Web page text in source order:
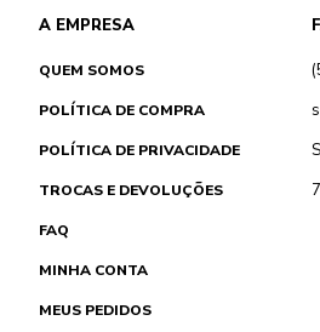
A EMPRESA
QUEM SOMOS
POLÍTICA DE COMPRA
POLÍTICA DE PRIVACIDADE
TROCAS E DEVOLUÇÕES
FAQ
MINHA CONTA
MEUS PEDIDOS